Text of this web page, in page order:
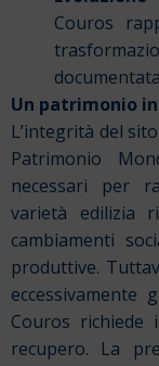
Couros
Un patrimonio
L’integrità del
Patrimonio
necessari per
varietà edilizia
cambiamenti
produttive.
Couros richiede
recupero. La